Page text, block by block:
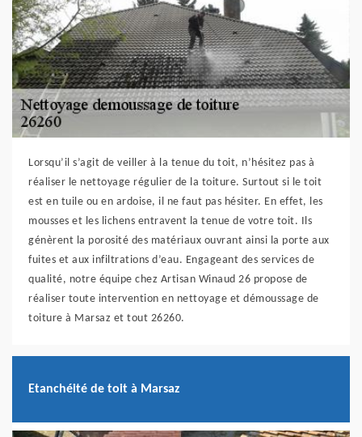
Lorsqu’il s’agit de veiller à la tenue du toit, n’hésitez pas à
réaliser le nettoyage régulier de la toiture. Surtout si le toit
est en tuile ou en ardoise, il ne faut pas hésiter. En effet, les
mousses et les lichens entravent la tenue de votre toit. Ils
génèrent la porosité des matériaux ouvrant ainsi la porte aux
fuites et aux infiltrations d’eau. Engageant des services de
qualité, notre équipe chez Artisan Winaud 26 propose de
réaliser toute intervention en nettoyage et démoussage de
toiture à Marsaz et tout 26260.
Etanchéité de toit à Marsaz